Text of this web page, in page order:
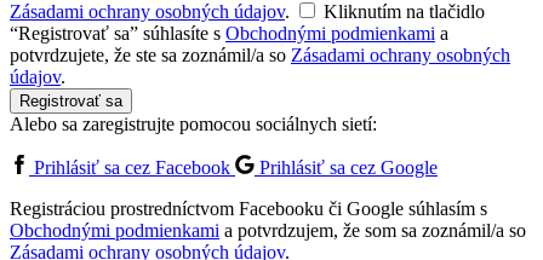
Zásadami ochrany osobných údajov.
Kliknutím na tlačidlo
“Registrovať sa” súhlasíte s Obchodnými podmienkami a
potvrdzujete, že ste sa zoznámil/a so Zásadami ochrany osobných
údajov.
Registrovať sa
Alebo sa zaregistrujte pomocou sociálnych sietí:
Prihlásiť sa cez Facebook
Prihlásiť sa cez Google
Registráciou prostredníctvom Facebooku či Google súhlasím s
Obchodnými podmienkami a potvrdzujem, že som sa zoznámil/a so
Zásadami ochrany osobných údajov.